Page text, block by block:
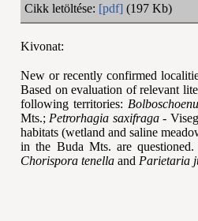
Cikk letöltése: [pdf] (197 Kb)
Kivonat:
New or recently confirmed
Based on evaluation of relevant
following territories:
Mts.; Petrorhagia saxifraga-
habitats (wetland and saline
in the Buda Mts. are
Chorispora tenella and Parietaria